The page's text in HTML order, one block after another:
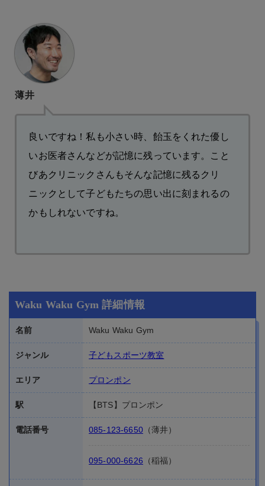
薄井
良いですね！私も小さい時、飴玉をくれた優し
いお医者さんなどが記憶に残っています。こと
びあクリニックさんもそんな記憶に残るクリ
ニックとして子どもたちの思い出に刻まれるの
かもしれないですね。
Waku Waku Gym 詳細情報
名前 Waku Waku Gym
ジャンル 子どもスポーツ教室
エリア プロンポン
駅 【BTS】プロンポン
電話番号 085-123-6650（薄井）
095-000-6626 （稲福）